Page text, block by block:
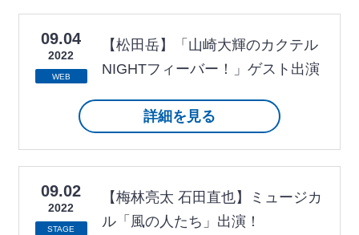
09.04
2022
WEB
【松田岳】「山崎大輝のカクテル
NIGHTフィーバー！」ゲスト出演
詳細を見る
09.02
2022
STAGE
【梅林亮太 石田直也】ミュージカ
ル「風の人たち」出演！